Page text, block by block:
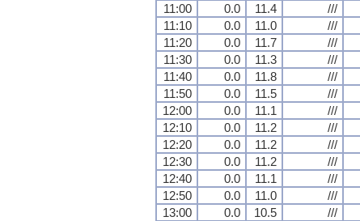
11:00
0.0 11.4 ///
11:10
0.0 11.0 ///
11:20
0.0 11.7 ///
11:30
0.0 11.3 ///
11:40
0.0 11.8 ///
11:50
0.0 11.5 ///
12:00
0.0 11.1 ///
12:10
0.0 11.2 ///
12:20
0.0 11.2 ///
12:30
0.0 11.2 ///
12:40
0.0 11.1 ///
12:50
0.0 11.0 ///
13:00
0.0 10.5 ///